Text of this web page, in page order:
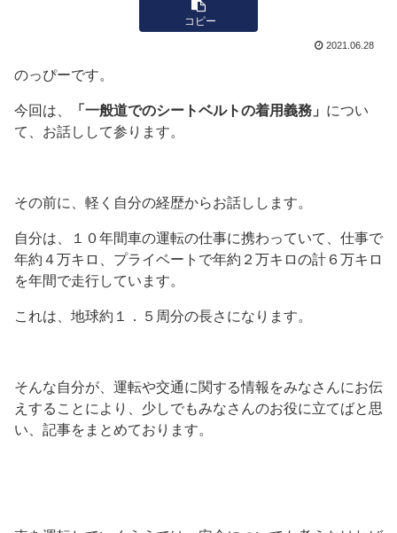
コピー
2021.06.28
のっぴーです。
今回は、 「一般道でのシートベルトの着用義務」 につい
て、お話しして参ります。
その前に、軽く自分の経歴からお話しします。
自分は、１０年間車の運転の仕事に携わっていて、仕事で
年約４万キロ、プライベートで年約２万キロの計６万キロ
を年間で走行しています。
これは、地球約１．５周分の長さになります。
そんな自分が、運転や交通に関する情報をみなさんにお伝
えすることにより、少しでもみなさんのお役に立てばと思
い、記事をまとめております。